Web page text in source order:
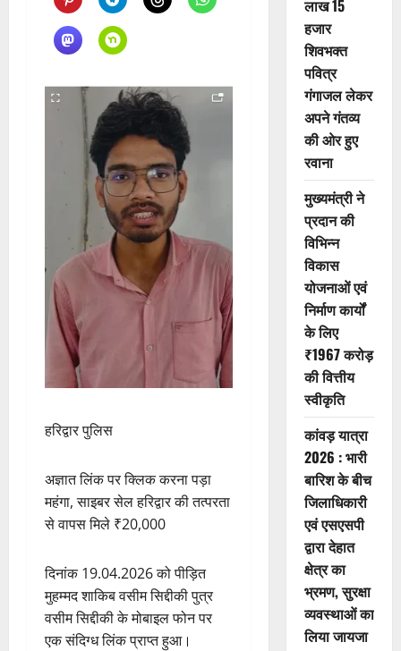
हरिद्वार पुलिस
अज्ञात लिंक पर क्लिक करना पड़ा
महंगा, साइबर सेल हरिद्वार की तत्परता
से वापस मिले ₹20,000
दिनांक 19.04.2026 को पीड़ित
मुहम्मद शाकिब वसीम सिद्दीकी पुत्र
वसीम सिद्दीकी के मोबाइल फोन पर
एक संदिग्ध लिंक प्राप्त हुआ।
लाख 15
हजार
शिवभक्त
पवित्र
गंगाजल लेकर
अपने गंतव्य
की ओर हुए
रवाना
मुख्यमंत्री ने
प्रदान की
विभिन्न
विकास
योजनाओं एवं
निर्माण कार्यों
के लिए
₹1967 करोड़
की वित्तीय
स्वीकृति
कांवड़ यात्रा
2026 : भारी
बारिश के बीच
जिलाधिकारी
एवं एसएसपी
द्वारा देहात
क्षेत्र का
भ्रमण, सुरक्षा
व्यवस्थाओं का
लिया जायजा